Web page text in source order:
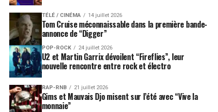
TÉLÉ / CINÉMA 14 juillet 2026
Tom Cruise méconnaissable dans la première bande-
annonce de “Digger”
POP-ROCK 24 juillet 2026
U2 et Martin Garrix dévoilent “Fireflies”, leur
nouvelle rencontre entre rock et électro
RAP-RNB 21 juillet 2026
Gims et Mauvais Djo misent sur l’été avec “Vive la
monnaie”